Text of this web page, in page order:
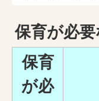
保育が必
保育
が必